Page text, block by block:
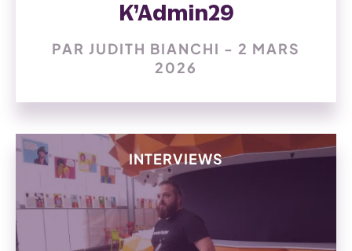
K’Admin29
PAR JUDITH BIANCHI - 2 MARS
2026
INTERVIEWS